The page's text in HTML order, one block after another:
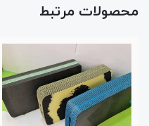
محصولات مرتبط